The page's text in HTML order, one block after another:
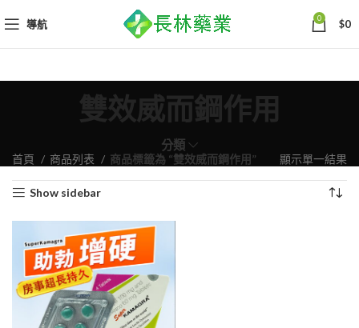
導航 0 $0
雙效威而鋼作用
分類
首頁 商品列表 商品標籤為 “雙效威而鋼作用” 顯示單一結果
Show sidebar